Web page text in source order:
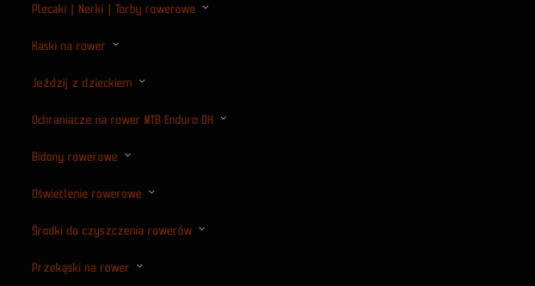
Plecaki | Nerki | Torby rowerowe
Kaski na rower
Jeździj z dzieckiem
Ochraniacze na rower MTB Enduro DH
Bidony rowerowe
Oświetlenie rowerowe
Środki do czyszczenia rowerów
Przekąski na rower